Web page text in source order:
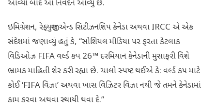
આવ્યા બાદ આ નિવેદન આવ્યું છે.
ઇમિગ્રેશન, રેફ્યુજીસ એન્ડ સિટીઝનશિપ કેનેડા અથવા IRCC એ એક
સંદેશમાં જણાવ્યું હતું કે, “સોશિયલ મીડિયા પર ફરતા કેટલાક
વિડિઓઝ FIFA વર્લ્ડ કપ 26™ દરમિયાન કેનેડાની મુસાફરી વિશે
ભ્રામક માહિતી શેર કરી રહ્યા છે. ચાલો સ્પષ્ટ થઈએ કે: વર્લ્ડ કપ માટે
કોઈ ‘FIFA વિઝા’ અથવા ખાસ વિઝિટર વિઝા નથી જે તમને કેનેડામાં
કામ કરવા અથવા સ્થાયી થવા દે.”